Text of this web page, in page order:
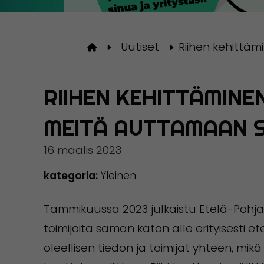
Etusivulle
Uutiset Riihen
RIIHEN
MEITÄ AUTTAMAAN
16 maalis 2023
kategoria: Yleinen
Tammikuussa 2023 julkaistu Etelä-
toimijoita saman katon alle erityisesti
oleellisen tiedon ja toimijat yhteen,